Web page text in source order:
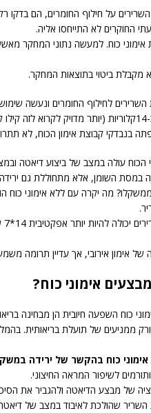
על חילוף החומרים, הם
החוקרים לא התייחסו אליה.
כוח. למעשה נתוני המחקר
מקבלת ביטוי בתוצאות המחקר.
לחילוף החומרים ונעשה
אחד של רקמת שריר תורמת לשריפה של כ-14קלוריות
הכוח עולה במצב של ביצוע דיאטה
במסת השומן, אלא מתחוללת גם
אימון אירובי, אך עדיין תרומה
אימוני כוח?
כוח השפעה חיובית הן מבחינה
ורק ממניעים של תועלת בריאותית.
כוח בהקשר של ירידה
לשיפור המראה החיצוני.
של מבצע הדיאטה ולהגביר את
השריר שהולכת לאיבוד במצב של